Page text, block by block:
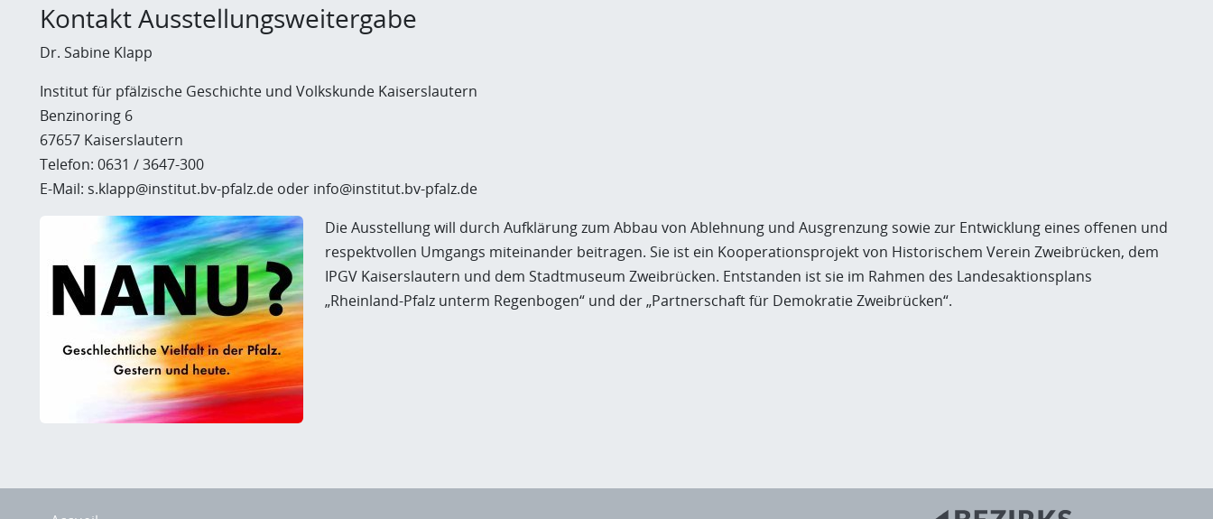
Kontakt Ausstellungsweitergabe
Dr. Sabine Klapp
Institut für pfälzische Geschichte und Volkskunde Kaiserslautern
Benzinoring 6
67657 Kaiserslautern
Telefon: 0631 / 3647-300
E-Mail: s.klapp@institut.bv-pfalz.de oder info@institut.bv-pfalz.de
Die Ausstellung will durch Aufklärung zum Abbau von Ablehnung und Ausgrenzung sowie zur Entwicklung eines offenen und
respektvollen Umgangs miteinander beitragen. Sie ist ein Kooperationsprojekt von Historischem Verein Zweibrücken, dem
IPGV Kaiserslautern und dem Stadtmuseum Zweibrücken. Entstanden ist sie im Rahmen des Landesaktionsplans
„Rheinland-Pfalz unterm Regenbogen“ und der „Partnerschaft für Demokratie Zweibrücken“.